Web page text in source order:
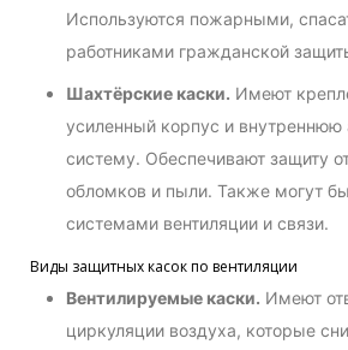
Используются пожарными,
работниками гражданской
Шахтёрские каски. Имеют
усиленный корпус и
систему. Обеспечивают защиту
обломков и пыли. Также могут
системами вентиляции и связи.
Виды защитных касок по вентиляции
Вентилируемые каски. Имеют
циркуляции воздуха, которые